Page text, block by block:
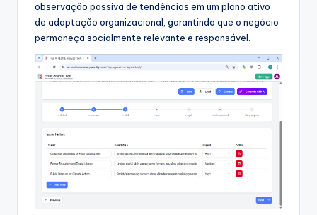
observação passiva de tendências em um plano ativo
de adaptação organizacional, garantindo que o negócio
permaneça socialmente relevante e responsável.